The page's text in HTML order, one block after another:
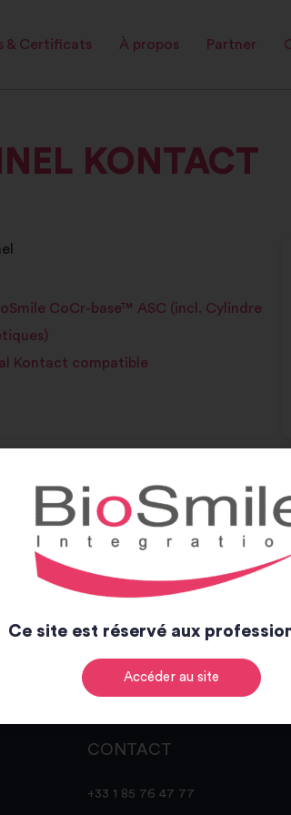
& Certificats À propos Partner
KONTACT
CoCr-base™ ASC (incl. Cylindre
Kontact compatible
CONTACT
+33 1 85 76 47 77
Ce site est réservé aux
Accéder au site